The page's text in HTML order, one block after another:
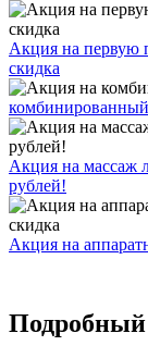
Акция на первую
скидка
Акция на массаж
рублей!
Акция на
Подробный